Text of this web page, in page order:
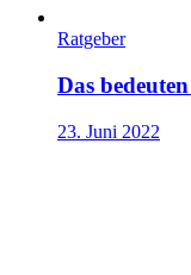
Ratgeber
Das
23. Juni 2022